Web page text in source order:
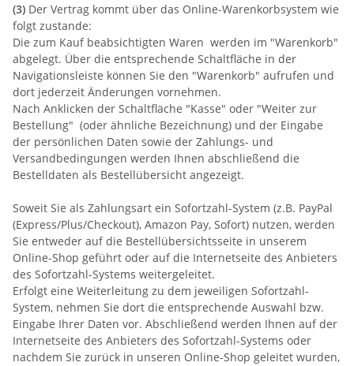
(3) Der Vertrag kommt über das Online-Warenkorbsystem wie
folgt zustande:
Die zum Kauf beabsichtigten Waren werden im "Warenkorb"
abgelegt. Über die entsprechende Schaltfläche in der
Navigationsleiste können Sie den "Warenkorb" aufrufen und
dort jederzeit Änderungen vornehmen.
Nach Anklicken der Schaltfläche "Kasse" oder "Weiter zur
Bestellung" (oder ähnliche Bezeichnung) und der Eingabe
der persönlichen Daten sowie der Zahlungs- und
Versandbedingungen werden Ihnen abschließend die
Bestelldaten als Bestellübersicht angezeigt.
Soweit Sie als Zahlungsart ein Sofortzahl-System (z.B. PayPal
(Express/Plus/Checkout), Amazon Pay, Sofort) nutzen, werden
Sie entweder auf die Bestellübersichtsseite in unserem
Online-Shop geführt oder auf die Internetseite des Anbieters
des Sofortzahl-Systems weitergeleitet.
Erfolgt eine Weiterleitung zu dem jeweiligen Sofortzahl-
System, nehmen Sie dort die entsprechende Auswahl bzw.
Eingabe Ihrer Daten vor. Abschließend werden Ihnen auf der
Internetseite des Anbieters des Sofortzahl-Systems oder
nachdem Sie zurück in unseren Online-Shop geleitet wurden,